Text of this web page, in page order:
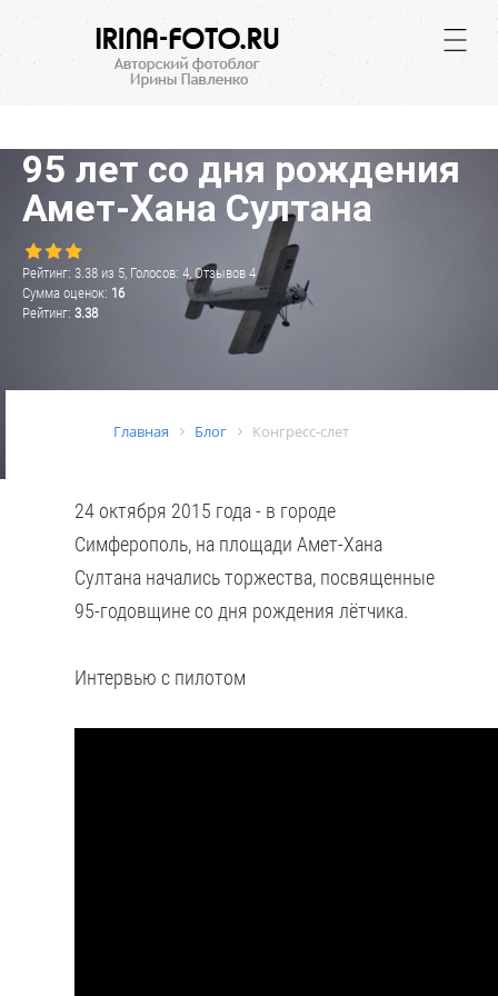
.
95 лет со дня рождения
Амет-Хана Султана
Рейтинг: 3.38 из 5, Голосов: 4, Отзывов 4
Сумма оценок: 16
Рейтинг: 3.38
Главная Блог Конгресс-слет
24 октября 2015 года - в городе
Симферополь, на площади Амет-Хана
Султана начались торжества, посвященные
95-годовщине со дня рождения лётчика.
Интервью с пилотом